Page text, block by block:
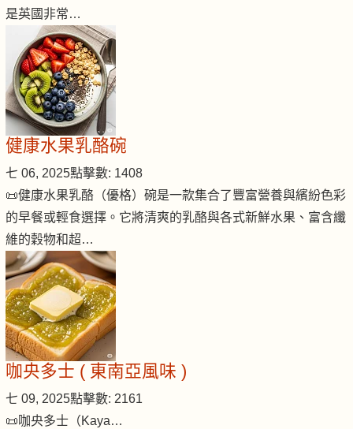
是英國非常…
健康水果乳酪碗
七 06, 2025點擊數: 1408
📜健康水果乳酪（優格）碗是一款集合了豐富營養與繽紛色彩
的早餐或輕食選擇。它將清爽的乳酪與各式新鮮水果、富含纖
維的穀物和超…
咖央多士 ( 東南亞風味 )
七 09, 2025點擊數: 2161
📜咖央多士（Kaya…